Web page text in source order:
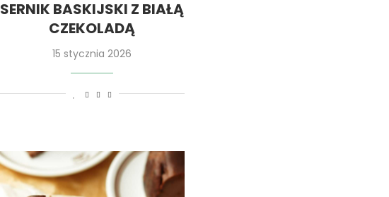
SERNIK BASKIJSKI Z BIAŁĄ
CZEKOLADĄ
15 stycznia 2026